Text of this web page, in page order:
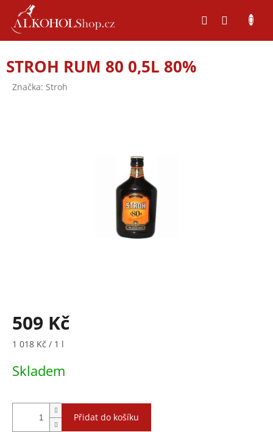
obsah
STROH RUM 80 0,5L 80%
Značka: Stroh
509 Kč
Měrná
1 018 Kč / 1 l
Skladem
Přidat do košíku